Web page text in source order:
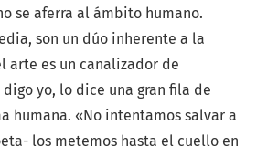
se aferra al ámbito humano.
son un dúo inherente a la
arte es un canalizador de
yo, lo dice una gran fila de
humana. «No intentamos salvar a
los metemos hasta el cuello en